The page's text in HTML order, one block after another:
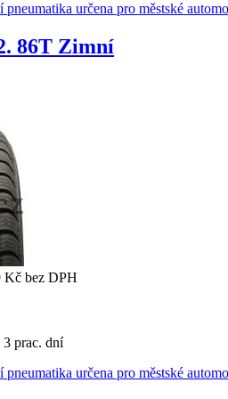
určena pro městské
86T Zimní
Kč bez DPH
3 prac. dní
určena pro městské